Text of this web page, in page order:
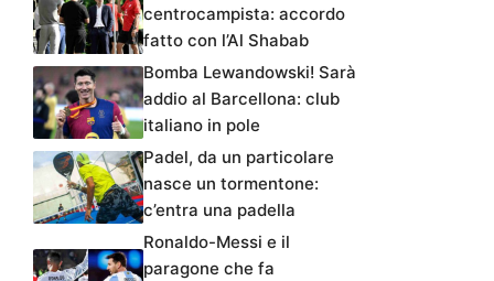
centrocampista: accordo
fatto con l’Al Shabab
Bomba Lewandowski! Sarà
addio al Barcellona: club
italiano in pole
Padel, da un particolare
nasce un tormentone:
c’entra una padella
Ronaldo-Messi e il
paragone che fa